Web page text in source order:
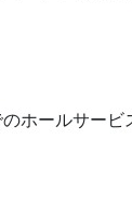
ホールサービ